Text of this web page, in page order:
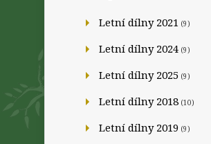
Letní dílny 2021 (9)
Letní dílny 2024 (9)
Letní dílny 2025 (9)
Letní dílny 2018 (10)
Letní dílny 2019 (9)